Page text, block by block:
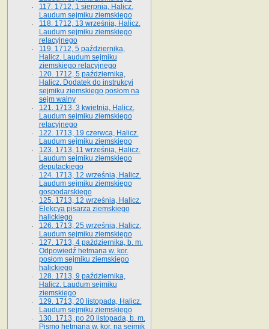
117. 1712, 1 sierpnia, Halicz.
Laudum sejmiku ziemskiego
118. 1712, 13 września, Halicz.
Laudum sejmiku ziemskiego
relacyjnego
119. 1712, 5 października,
Halicz. Laudum sejmiku
ziemskiego relacyjnego
120. 1712, 5 października,
Halicz. Dodatek do instrukcyi
sejmiku ziemskiego posłom na
sejm walny
121. 1713, 3 kwietnia, Halicz.
Laudum sejmiku ziemskiego
relacyjnego
122. 1713, 19 czerwca, Halicz.
Laudum sejmiku ziemskiego
123. 1713, 11 września, Halicz.
Laudum sejmiku ziemskiego
deputackiego
124. 1713, 12 września, Halicz.
Laudum sejmiku ziemskiego
gospodarskiego
125. 1713, 12 września, Halicz.
Elekcya pisarza ziemskiego
halickiego
126. 1713, 25 września, Halicz.
Laudum sejmiku ziemskiego
127. 1713, 4 października, b. m.
Odpowiedź hetmana w. kor.
posłom sejmiku ziemskiego
halickiego
128. 1713, 9 października,
Halicz. Laudum sejmiku
ziemskiego
129. 1713, 20 listopada, Halicz.
Laudum sejmiku ziemskiego
130. 1713, po 20 listopada, b. m.
Pismo hetmana w. kor. na sejmik